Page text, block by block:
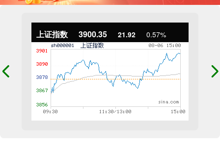
上证指数 3900.35 21.92 0.57%